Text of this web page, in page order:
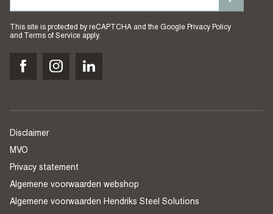
This site is protected by reCAPTCHA and the Google Privacy Policy
and
Terms of Service apply.
Disclaimer
MVO
Privacy statement
Algemene voorwaarden webshop
Algemene voorwaarden Hendriks Steel Solutions